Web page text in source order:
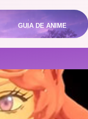
GUIA DE ANIME